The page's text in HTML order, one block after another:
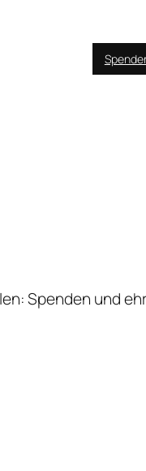
Spenden und